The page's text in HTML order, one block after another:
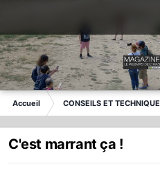
Accueil CONSEILS ET TECHNIQUE
C'est marrant ça !